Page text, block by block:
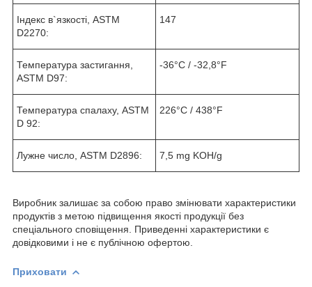
Індекс в`язкості, ASTM
D2270:
147
Температура застигання,
ASTM D97:
-36°C / -32,8°F
Температура спалаху, ASTM
D 92:
226°C / 438°F
Лужне число, ASTM D2896: 7,5 mg KOH/g
Виробник залишає за собою право змінювати характеристики
продуктів з метою підвищення якості продукції без
спеціального сповіщення. Приведенні характеристики є
довідковими і не є публічною офертою.
Приховати